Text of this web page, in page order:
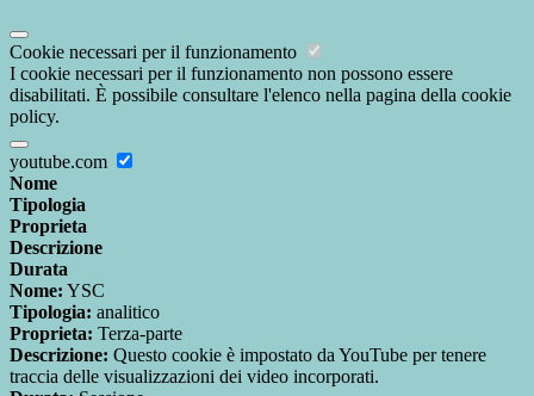
Cookie necessari per il funzionamento
I cookie necessari per il funzionamento non possono essere
disabilitati. È possibile consultare l'elenco nella pagina della cookie
policy.
youtube.com
Nome
Tipologia
Proprieta
Descrizione
Durata
Nome: YSC
Tipologia: analitico
Proprieta: Terza-parte
Descrizione: Questo cookie è impostato da YouTube per tenere
traccia delle visualizzazioni dei video incorporati.